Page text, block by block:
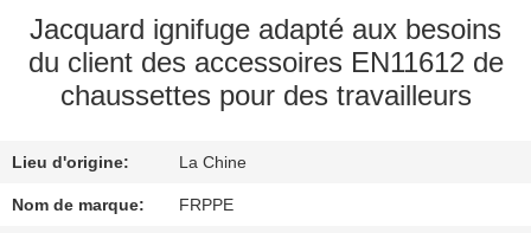
VISITE
D'USINE
DE
QUALITÉ
Jacquard ignifuge adapté aux besoins
du client des accessoires EN11612 de
chaussettes pour des travailleurs
Lieu d'origine: La Chine
Nom de marque: FRPPE